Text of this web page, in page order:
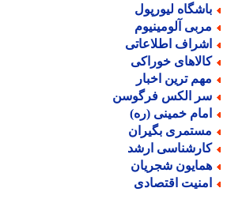
لیورپول
آلومینیوم
اطلاعاتی
خوراکی
ترین اخبار
الکس فرگوسن
خمینی (ره)
بگیران
ارشد
شجریان
اقتصادی